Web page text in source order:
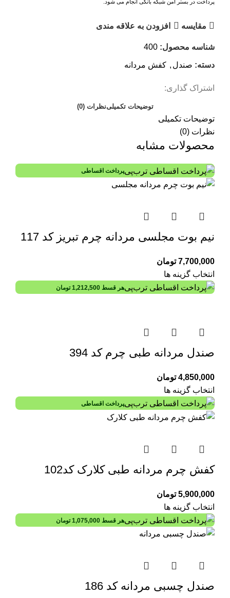
پرداخت در بستر امن شبکه بانکی انجام می شود.
مقايسه افزودن به علاقه مندی
شناسه محصول: 400
دسته: صندل , کفش مردانه
اشتراک گذاری:
توضیحات تکمیلینظرات (0)
توضیحات تکمیلی
نظرات (0)
محصولات مشابه
پرداخت اقساطی
نیم بوت مجلسی مردانه چرم تبریز کد 117
7,700,000 تومان
انتخاب گزینه ها
هر قسط 1,212,500 تومان
صندل مردانه طبی چرم کد 394
4,850,000 تومان
انتخاب گزینه ها
پرداخت اقساطی
کفش چرم مردانه طبی کلارک کد102
5,900,000 تومان
انتخاب گزینه ها
هر قسط 1,075,000 تومان
صندل چسبی مردانه کد 186